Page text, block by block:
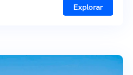
Explorar